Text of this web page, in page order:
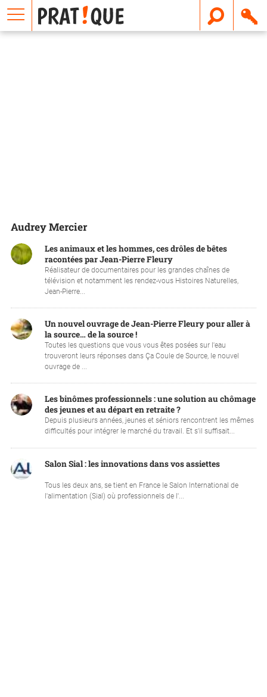
Audrey Mercier
Les animaux et les hommes, ces drôles de bêtes
racontées par Jean-Pierre Fleury
Réalisateur de documentaires pour les grandes chaînes de
télévision et notamment les rendez-vous Histoires Naturelles,
Jean-Pierre...
Un nouvel ouvrage de Jean-Pierre Fleury pour aller à
la source… de la source !
Toutes les questions que vous vous êtes posées sur l'eau
trouveront leurs réponses dans Ça Coule de Source, le nouvel
ouvrage de ...
Les binômes professionnels : une solution au chômage
des jeunes et au départ en retraite ?
Depuis plusieurs années, jeunes et séniors rencontrent les mêmes
difficultés pour intégrer le marché du travail. Et s'il suffisait...
Salon Sial : les innovations dans vos assiettes
Tous les deux ans, se tient en France le Salon International de
l'alimentation (Sial) où professionnels de l'...
E
m
a